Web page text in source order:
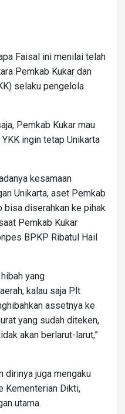
Faisal ini menilai telah
Pemkab Kukar dan
selaku pengelola
Pemkab Kukar mau
ingin tetap Unikarta
kesamaan
Unikarta, aset Pemkab
bisa diserahkan ke pihak
Pemkab Kukar
BPKP Ribatul Hail
yang
kalau saja Plt
assetnya ke
yang sudah diteken,
akan berlarut-larut,”
dirinya juga mengaku
Kementerian Dikti,
utama.